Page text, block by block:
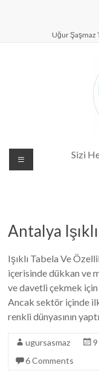
Uğur Şaşmaz
Dijital
Reklam
Sizi
Antalya
Işıklı Tabela Ve
içerisinde dükkan ve
ve davetli çekmek için
Ancak sektör içinde
renkli dünyasının
ugursasmaz
6 Comments